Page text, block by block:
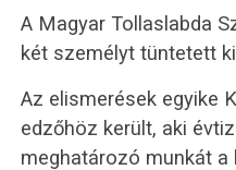
A Magyar Tollaslabda
két személyt tüntetett
Az elismerések egyike
edzőhöz került, aki
meghatározó munkát a